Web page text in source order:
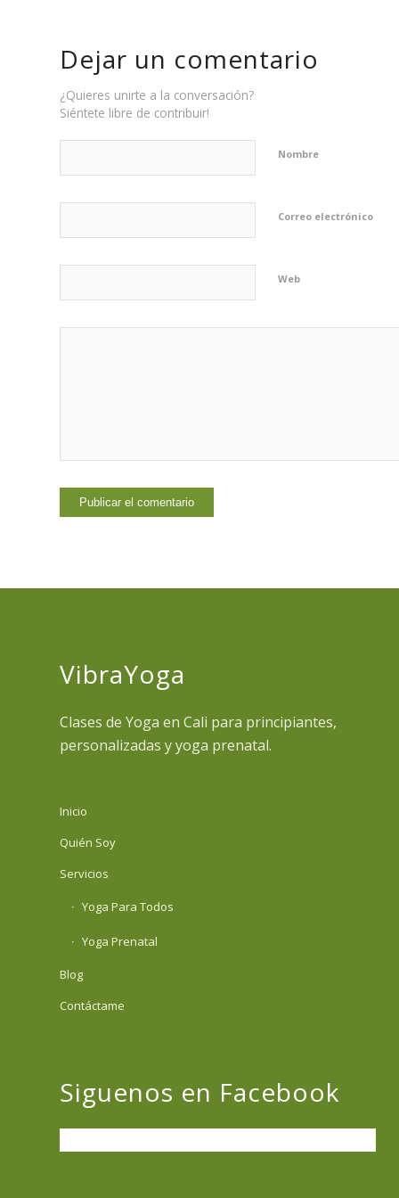
Dejar un comentario
¿Quieres unirte a la conversación?
Siéntete libre de contribuir!
Nombre
Correo electrónico
Web
VibraYoga
Clases de Yoga en Cali para principiantes,
personalizadas y yoga prenatal.
Inicio
Quién Soy
Servicios
Yoga Para Todos
Yoga Prenatal
Blog
Contáctame
Siguenos en Facebook